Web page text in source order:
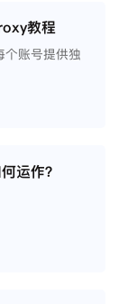
教程
个账号提供独
运作？